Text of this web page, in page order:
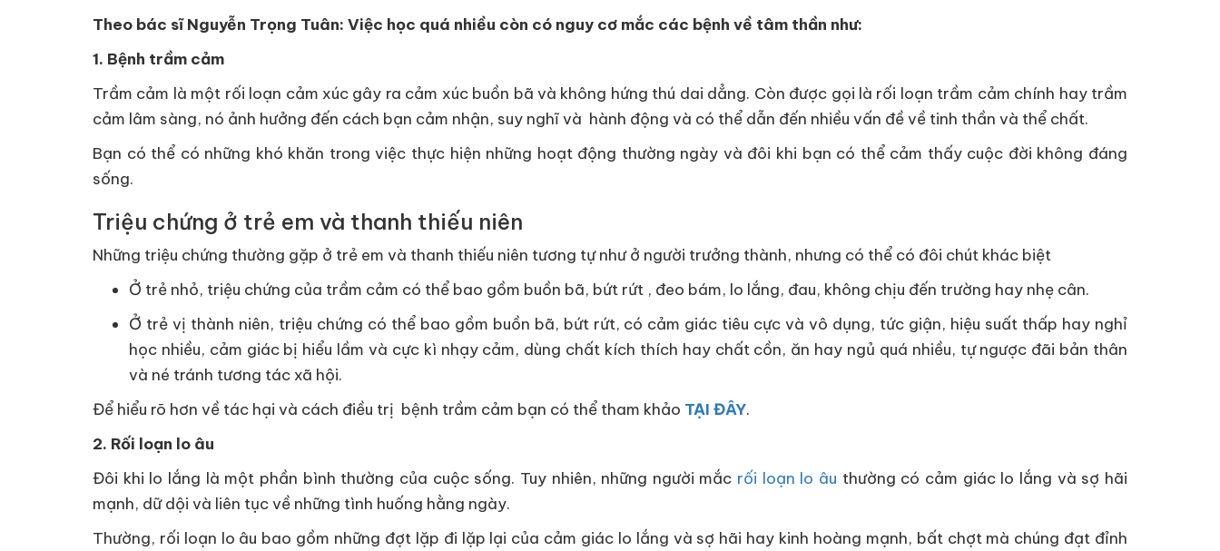
Theo bác sĩ Nguyễn Trọng Tuân: Việc học quá nhiều còn có nguy cơ mắc các bệnh về tâm thần như:
1. Bệnh trầm cảm
Trầm cảm là một rối loạn cảm xúc gây ra cảm xúc buồn bã và không hứng thú dai dẳng. Còn được gọi là rối loạn trầm cảm chính hay trầm
cảm lâm sàng, nó ảnh hưởng đến cách bạn cảm nhận, suy nghĩ và hành động và có thể dẫn đến nhiều vấn đề về tinh thần và thể chất.
Bạn có thể có những khó khăn trong việc thực hiện những hoạt động thường ngày và đôi khi bạn có thể cảm thấy cuộc đời không đáng
sống.
Triệu chứng ở trẻ em và thanh thiếu niên
Những triệu chứng thường gặp ở trẻ em và thanh thiếu niên tương tự như ở người trưởng thành, nhưng có thể có đôi chút khác biệt
Ở trẻ nhỏ, triệu chứng của trầm cảm có thể bao gồm buồn bã, bứt rứt , đeo bám, lo lắng, đau, không chịu đến trường hay nhẹ cân.
Ở trẻ vị thành niên, triệu chứng có thể bao gồm buồn bã, bứt rứt, có cảm giác tiêu cực và vô dụng, tức giận, hiệu suất thấp hay nghỉ
học nhiều, cảm giác bị hiểu lầm và cực kì nhạy cảm, dùng chất kích thích hay chất cồn, ăn hay ngủ quá nhiều, tự ngược đãi bản thân
và né tránh tương tác xã hội.
Để hiểu rõ hơn về tác hại và cách điều trị bệnh trầm cảm bạn có thể tham khảo TẠI ĐÂY.
2. Rối loạn lo âu
Đôi khi lo lắng là một phần bình thường của cuộc sống. Tuy nhiên, những người mắc rối loạn lo âu thường có cảm giác lo lắng và sợ hãi
mạnh, dữ dội và liên tục về những tình huống hằng ngày.
Thường, rối loạn lo âu bao gồm những đợt lặp đi lặp lại của cảm giác lo lắng và sợ hãi hay kinh hoàng mạnh, bất chợt mà chúng đạt đỉnh